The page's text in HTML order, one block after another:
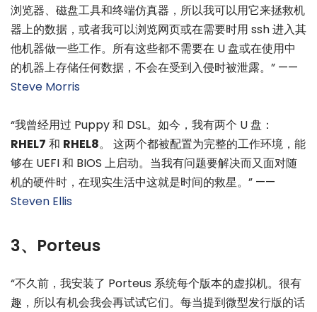
浏览器、磁盘工具和终端仿真器，所以我可以用它来拯救机
器上的数据，或者我可以浏览网页或在需要时用 ssh 进入其
他机器做一些工作。所有这些都不需要在 U 盘或在使用中
的机器上存储任何数据，不会在受到入侵时被泄露。” ——
Steve Morris
“我曾经用过 Puppy 和 DSL。如今，我有两个 U 盘：
RHEL7 和 RHEL8。 这两个都被配置为完整的工作环境，能
够在 UEFI 和 BIOS 上启动。当我有问题要解决而又面对随
机的硬件时，在现实生活中这就是时间的救星。” ——
Steven Ellis
3、Porteus
“不久前，我安装了 Porteus 系统每个版本的虚拟机。很有
趣，所以有机会我会再试试它们。每当提到微型发行版的话